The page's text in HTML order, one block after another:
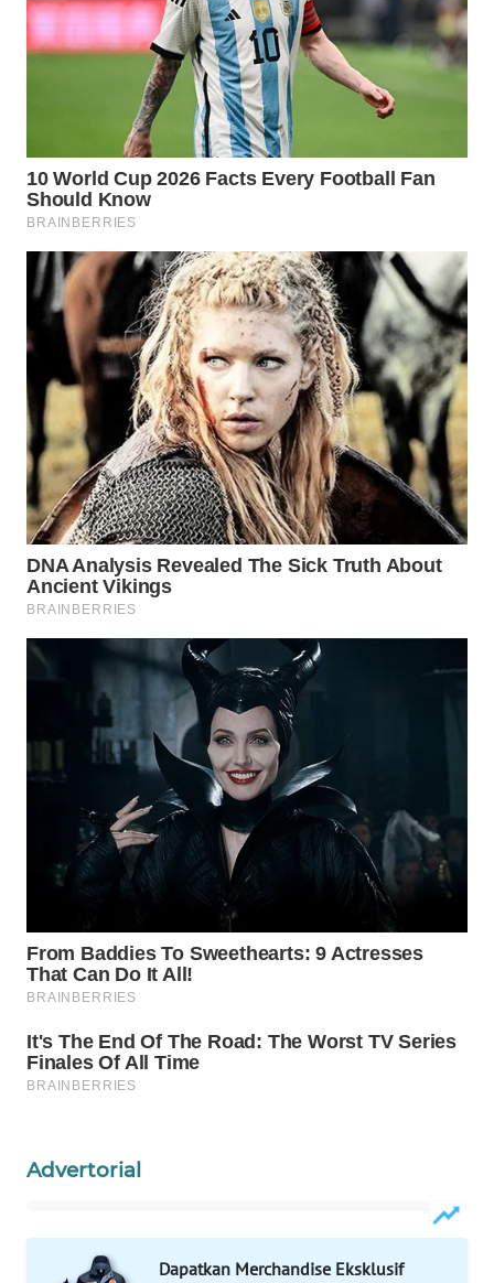
Advertorial
Dapatkan Merchandise Eksklusif
ADVOKAT
INFRASTRUKTUR
KONSUMEN
WAHANA
LISTRIK
WAHANA
TRAVEL
WAHANA
TV
WAHANANEWS
ID
WAHANANEWS
CO ID
WAHANANEWS
NET
WAHANA
SPORT
WAHANA
UMKM
WAHANA
WAHANA
PERSONA
WAHANA
OTOMOTIF
DESA
WISATA